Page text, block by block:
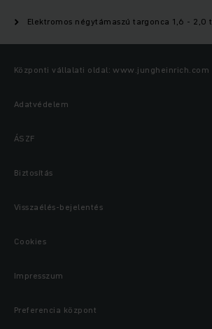
Elektromos négytámaszú targonca 1,6 - 2,0 t
Központi vállalati oldal: www.jungheinrich.com
Adatvédelem
ÁSZF
Biztosítás
Visszaélés-bejelentés
Cookies
Impresszum
Preferencia központ